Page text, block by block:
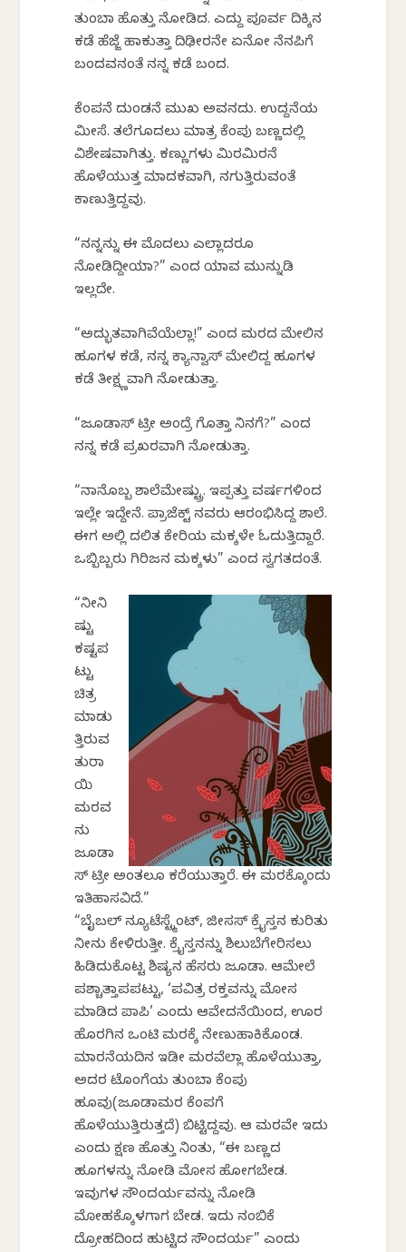
ತುಂಬಾ ಹೊತ್ತು ನೋಡಿದ. ಎದ್ದು ಪೂರ್ವ ದಿಕ್ಕಿನ
ಕಡೆ ಹೆಜ್ಜೆ ಹಾಕುತ್ತಾ ದಿಢೀರನೇ ಏನೋ ನೆನಪಿಗೆ
ಬಂದವನಂತೆ ನನ್ನ ಕಡೆ ಬಂದ.
ಕೆಂಪನೆ ದುಂಡನೆ ಮುಖ ಅವನದು. ಉದ್ದನೆಯ
ಮೀಸೆ. ತಲೆಗೂದಲು ಮಾತ್ರ ಕೆಂಪು ಬಣ್ಣದಲ್ಲಿ
ವಿಶೇಷವಾಗಿತ್ತು. ಕಣ್ಣುಗಳು ಮಿರಮಿರನೆ
ಹೊಳೆಯುತ್ತ ಮಾದಕವಾಗಿ, ನಗುತ್ತಿರುವಂತೆ
ಕಾಣುತ್ತಿದ್ದವು.
“ನನ್ನನ್ನು ಈ ಮೊದಲು ಎಲ್ಲಾದರೂ
ನೋಡಿದ್ದೀಯಾ?” ಎಂದ ಯಾವ ಮುನ್ನುಡಿ
ಇಲ್ಲದೇ.
“ಅದ್ಭುತವಾಗಿವೆಯೆಲ್ಲಾ!” ಎಂದ ಮರದ ಮೇಲಿನ
ಹೂಗಳ ಕಡೆ, ನನ್ನ ಕ್ಯಾನ್ವಾಸ್ ಮೇಲಿದ್ದ ಹೂಗಳ
ಕಡೆ ತೀಕ್ಷ್ಣವಾಗಿ ನೋಡುತ್ತಾ.
“ಜೂಡಾಸ್ ಟ್ರೀ ಅಂದ್ರೆ ಗೊತ್ತಾ ನಿನಗೆ?” ಎಂದ
ನನ್ನ ಕಡೆ ಪ್ರಖರವಾಗಿ ನೋಡುತ್ತಾ.
“ನಾನೊಬ್ಬ ಶಾಲೆಮೇಷ್ಟ್ರು. ಇಪ್ಪತ್ತು ವರ್ಷಗಳಿಂದ
ಇಲ್ಲೇ ಇದ್ದೇನೆ. ಪ್ರಾಜೆಕ್ಟ್ ನವರು ಆರಂಭಿಸಿದ್ದ ಶಾಲೆ.
ಈಗ ಅಲ್ಲಿ ದಲಿತ ಕೇರಿಯ ಮಕ್ಕಳೇ ಓದುತ್ತಿದ್ದಾರೆ.
ಒಬ್ಬಿಬ್ಬರು ಗಿರಿಜನ ಮಕ್ಕಳು” ಎಂದ ಸ್ವಗತದಂತೆ.
“ನೀನಿ
ಷ್ಟು
ಕಷ್ಟಪ
ಟ್ಟು
ಚಿತ್ರ
ಮಾಡು
ತ್ತಿರುವ
ತುರಾ
ಯಿ
ಮರವನ್
ನು
ಜೂಡಾ
ಸ್ ಟ್ರೀ ಅಂತಲೂ ಕರೆಯುತ್ತಾರೆ. ಈ ಮರಕ್ಕೊಂದು
ಇತಿಹಾಸವಿದೆ.”
“ಬೈಬಲ್ ನ್ಯೂಟೆಸ್ಟ್ಮೆಂಟ್, ಜೀಸಸ್ ಕ್ರೈಸ್ತನ ಕುರಿತು
ನೀನು ಕೇಳಿರುತ್ತೀ. ಕ್ರೈಸ್ತನನ್ನು ಶಿಲುಬೆಗೇರಿಸಲು
ಹಿಡಿದುಕೊಟ್ಟ ಶಿಷ್ಯನ ಹೆಸರು ಜೂಡಾ. ಆಮೇಲೆ
ಪಶ್ಚಾತ್ತಾಪಪಟ್ಟು, ‘ಪವಿತ್ರ ರಕ್ತವನ್ನು ಮೋಸ
ಮಾಡಿದ ಪಾಪಿ’ ಎಂದು ಆವೇದನೆಯಿಂದ, ಊರ
ಹೊರಗಿನ ಒಂಟಿ ಮರಕ್ಕೆ ನೇಣುಹಾಕಿಕೊಂಡ.
ಮಾರನೆಯದಿನ ಇಡೀ ಮರವೆಲ್ಲಾ ಹೊಳೆಯುತ್ತಾ,
ಅದರ ಟೊಂಗೆಯ ತುಂಬಾ ಕೆಂಪು
ಹೂವು(ಜೂಡಾಮರ ಕೆಂಪಗೆ
ಹೊಳೆಯುತ್ತಿರುತ್ತದೆ) ಬಿಟ್ಟಿದ್ದವು. ಆ ಮರವೇ ಇದು
ಎಂದು ಕ್ಷಣ ಹೊತ್ತು ನಿಂತು, “ಈ ಬಣ್ಣದ
ಹೂಗಳನ್ನು ನೋಡಿ ಮೋಸ ಹೋಗಬೇಡ.
ಇವುಗಳ ಸೌಂದರ್ಯವನ್ನು ನೋಡಿ
ಮೋಹಕ್ಕೊಳಗಾಗ ಬೇಡ. ಇದು ನಂಬಿಕೆ
ದ್ರೋಹದಿಂದ ಹುಟ್ಟಿದ ಸೌಂದರ್ಯ” ಎಂದು